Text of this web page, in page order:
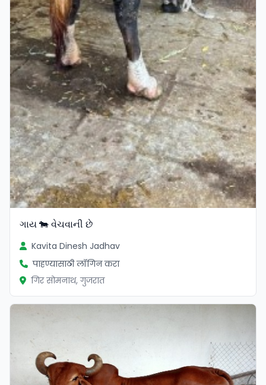
ગાય 🐄 વેચવાની છે
Kavita Dinesh Jadhav
पाहण्यासाठी लॉगिन करा
गिर सोमनाथ, गुजरात